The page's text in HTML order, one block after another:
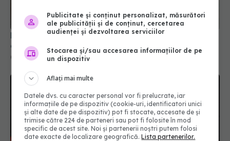
Nu mai arunca rădăcinile de ceapă verde. Trucul
de care te vei îndrăgosti
05 feb 2026, 18:54
Publicitate și conținut personalizat, măsurători
ale publicității și de conținut, cercetarea
audienței și dezvoltarea serviciilor
Stocarea și/sau accesarea informațiilor de pe
un dispozitiv
Aflați mai multe
Datele dvs. cu caracter personal vor fi prelucrate, iar
informațiile de pe dispozitiv (cookie-uri, identificatori unici
și alte date de pe dispozitiv) pot fi stocate, accesate de și
trimise către 224 de parteneri sau pot fi folosite în mod
specific de acest site. Noi și partenerii noștri putem folosi
date exacte de localizare geografică.Lista partenerilor.